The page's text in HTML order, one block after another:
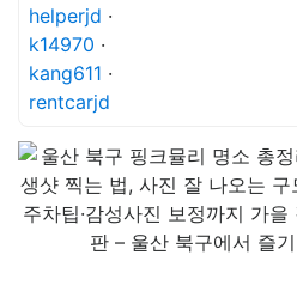
helperjd ·
k14970 ·
kang611 ·
rentcarjd